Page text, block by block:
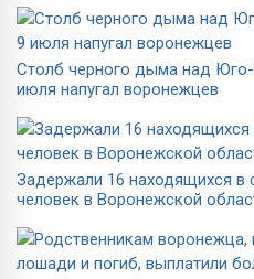
Столб черного дыма над
июля напугал воронежцев
Задержали 16 находящихся
человек в Воронежской